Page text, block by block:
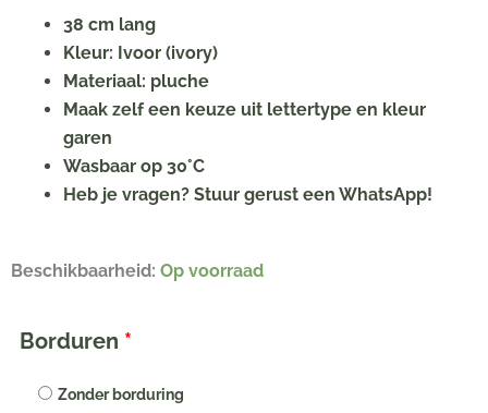
38 cm lang
Kleur: Ivoor (ivory)
Materiaal: pluche
Maak zelf een keuze uit lettertype en kleur
garen
Wasbaar op 30°C
Heb je vragen? Stuur gerust een WhatsApp!
Beschikbaarheid: Op voorraad
Borduren *
Zonder borduring
Happy
Richie
met